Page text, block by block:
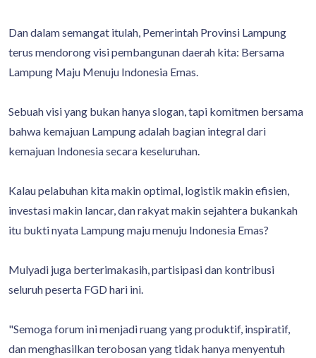
Dan dalam semangat itulah, Pemerintah Provinsi Lampung
terus mendorong visi pembangunan daerah kita: Bersama
Lampung Maju Menuju Indonesia Emas.
Sebuah visi yang bukan hanya slogan, tapi komitmen bersama
bahwa kemajuan Lampung adalah bagian integral dari
kemajuan Indonesia secara keseluruhan.
Kalau pelabuhan kita makin optimal, logistik makin efisien,
investasi makin lancar, dan rakyat makin sejahtera bukankah
itu bukti nyata Lampung maju menuju Indonesia Emas?
Mulyadi juga berterimakasih, partisipasi dan kontribusi
seluruh peserta FGD hari ini.
"Semoga forum ini menjadi ruang yang produktif, inspiratif,
dan menghasilkan terobosan yang tidak hanya menyentuh